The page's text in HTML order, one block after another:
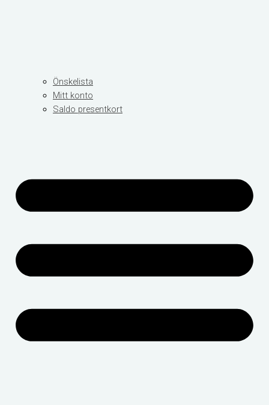
Önskelista
Mitt konto
Saldo presentkort